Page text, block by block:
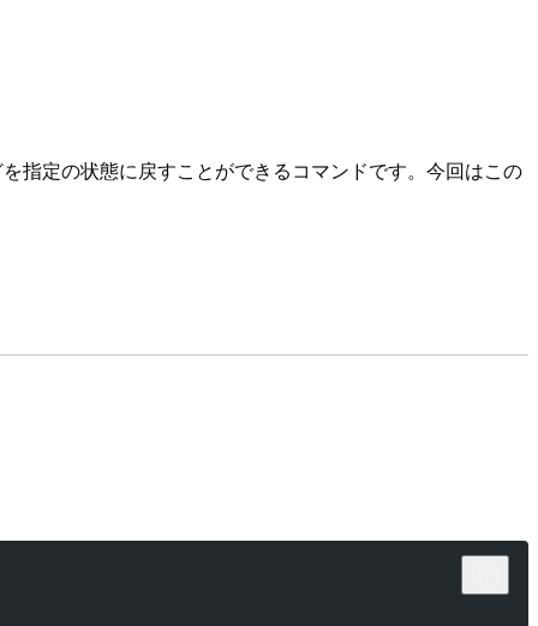
指定の状態に戻すことができるコマンドです。今回はこの